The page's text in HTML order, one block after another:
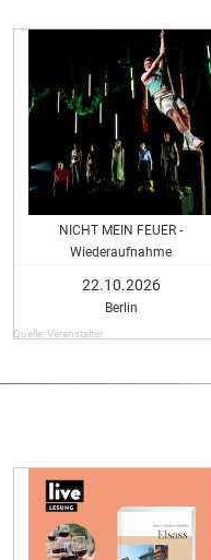
NICHT MEIN FEUER -
Wiederaufnahme
22.10.2026
Berlin
Quelle: Veranstalter